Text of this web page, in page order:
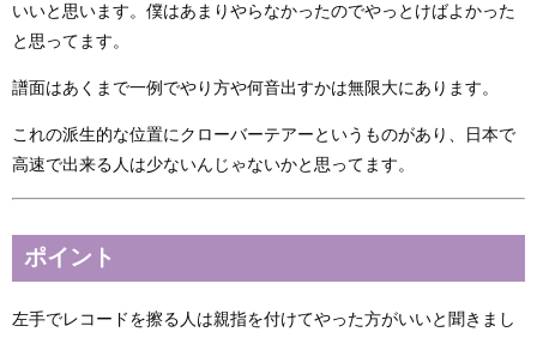
いいと思います。僕はあまりやらなかったのでやっとけばよかった
と思ってます。
譜面はあくまで一例でやり方や何音出すかは無限大にあります。
これの派生的な位置にクローバーテアーというものがあり、日本で
高速で出来る人は少ないんじゃないかと思ってます。
ポイント
左手でレコードを擦る人は親指を付けてやった方がいいと聞きまし